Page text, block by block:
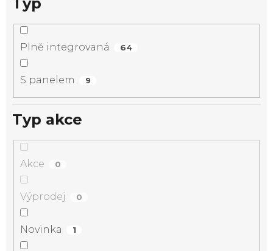
Plně integrovaná 64
S panelem 9
Typ akce
Akce 0
Výprodej 0
Novinka 1